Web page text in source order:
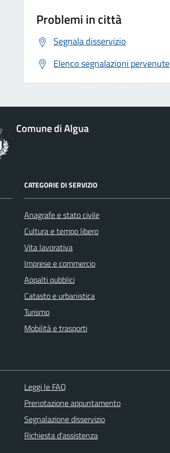
Problemi in città
Segnala disservizio
Elenco segnalazioni pervenute
Comune di Algua
CATEGORIE DI SERVIZIO
Anagrafe e stato civile
Cultura e tempo libero
Vita lavorativa
Imprese e commercio
Appalti pubblici
Catasto e urbanistica
Turismo
Mobilità e trasporti
Leggi le FAQ
Prenotazione appuntamento
Segnalazione disservizio
Richiesta d'assistenza